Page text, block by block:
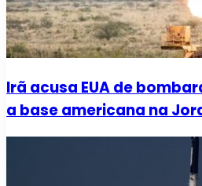
Irã acusa EUA de
a base americana na